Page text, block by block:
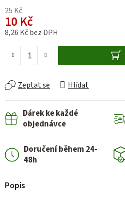
25 Kč
10 Kč
8,26 Kč bez DPH
Zeptat se Hlídat
Dárek ke každé
objednávce
Doručení během 24-
48h
Popis